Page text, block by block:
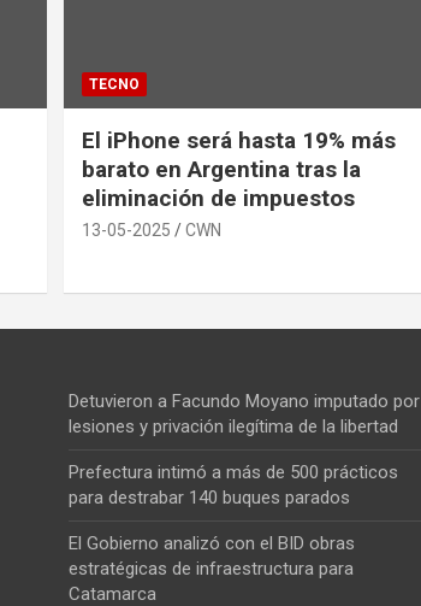
TECNO
El iPhone será hasta 19% más
barato en Argentina tras la
eliminación de impuestos
13-05-2025 CWN
Detuvieron a Facundo Moyano imputado por
lesiones y privación ilegítima de la libertad
Prefectura intimó a más de 500 prácticos
para destrabar 140 buques parados
El Gobierno analizó con el BID obras
estratégicas de infraestructura para
Catamarca